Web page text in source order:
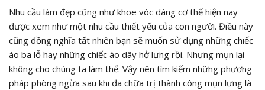
Nhu cầu làm đẹp cũng như khoe vóc dáng cơ thể hiện nay
được xem như một nhu cầu thiết yếu của con người. Điều này
cũng đồng nghĩa tất nhiên bạn sẽ muốn sử dụng những chiếc
áo ba lỗ hay những chiếc áo dây hở lưng rồi. Nhưng mụn lại
không cho chúng ta làm thế. Vậy nên tìm kiếm những phương
pháp phòng ngừa sau khi đã chữa trị thành công mụn lưng là